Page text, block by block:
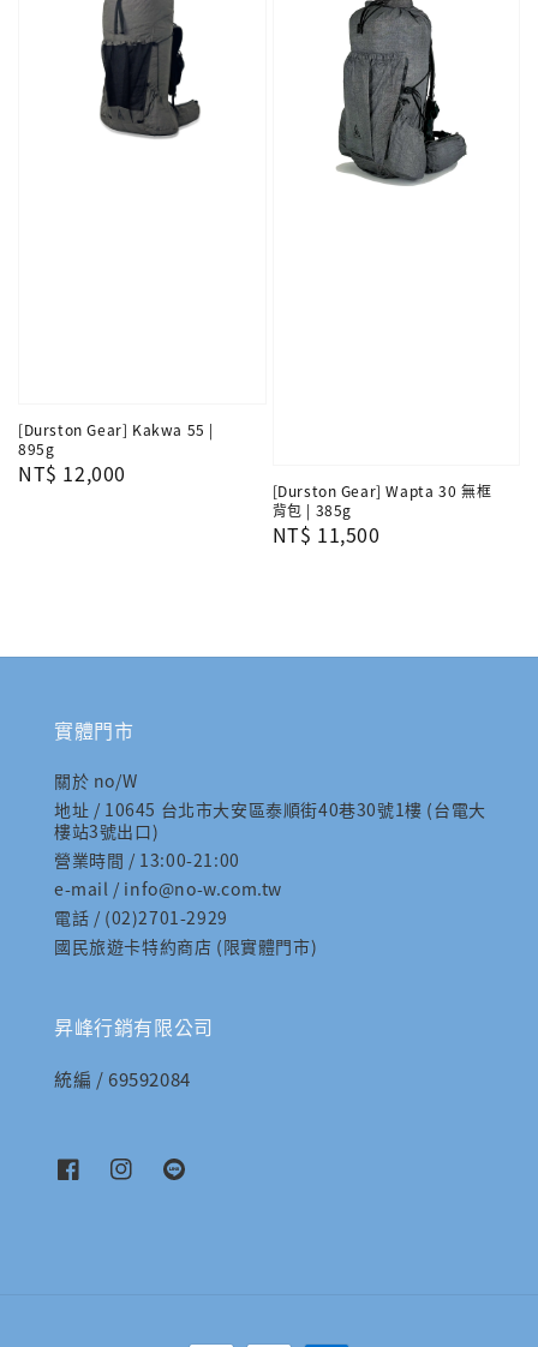
[Durston Gear] Kakwa 55 |
895g
Regular
NT$ 12,000
[Durston Gear] Wapta 30 無框
背包 | 385g
Regular
NT$ 11,500
實體門市
關於 no/W
地址 / 10645 台北市大安區泰順街40巷30號1樓 (台電大
樓站3號出口)
營業時間 / 13:00-21:00
e-mail / info@no-w.com.tw
電話 / (02)2701-2929
國民旅遊卡特約商店 (限實體門市)
昇峰行銷有限公司
統編 / 69592084